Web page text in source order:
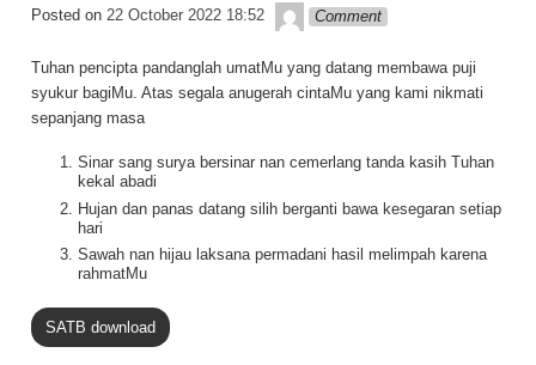
Posted on 22 October 2022 18:52 Lapopp music
Comment
Tuhan pencipta pandanglah umatMu yang datang membawa puji
syukur bagiMu. Atas segala anugerah cintaMu yang kami nikmati
sepanjang masa
Sinar sang surya bersinar nan cemerlang tanda kasih Tuhan
kekal abadi
Hujan dan panas datang silih berganti bawa kesegaran setiap
hari
Sawah nan hijau laksana permadani hasil melimpah karena
rahmatMu
SATB download